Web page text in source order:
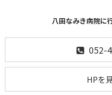
八田なみき病院に
052-
HPを